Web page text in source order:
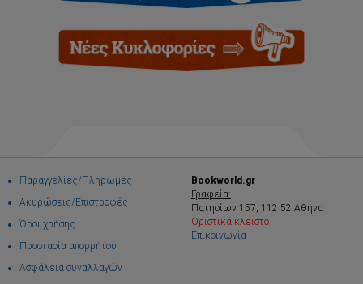
Παραγγελίες/Πληρωμές
Ακυρώσεις/Επιστροφές
Όροι χρήσης
Προστασία απορρήτου
Ασφάλεια συναλλαγών
Bookworld.gr
Γραφεία:
Πατησίων 157, 112 52 Αθήνα
Οριστικά κλειστό
Επικοινωνία